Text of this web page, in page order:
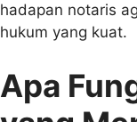
hadapan notaris
hukum yang kuat.
Apa